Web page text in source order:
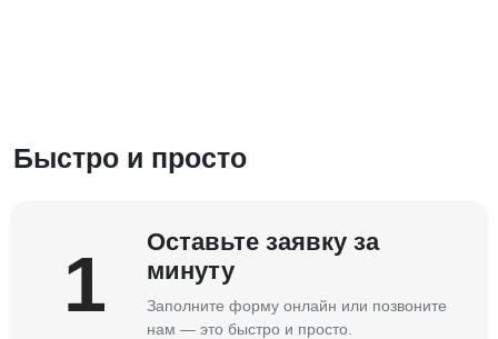
Быстро и просто
1
Оставьте заявку за
минуту
Заполните форму онлайн или позвоните
нам — это быстро и просто.